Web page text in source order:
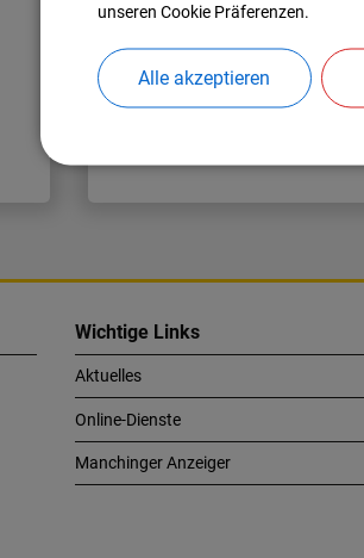
Wichtige Links
Aktuelles
Online-Dienste
Manchinger Anzeiger
unseren Cookie Präferenzen.
Alle akzeptieren